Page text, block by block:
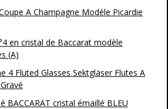
A Champagne Modéle Picardie
en cristal de Baccarat modèle
(A)
4 Fluted Glasses Sektgläser Flutes A
BACCARAT cristal émaillé BLEU